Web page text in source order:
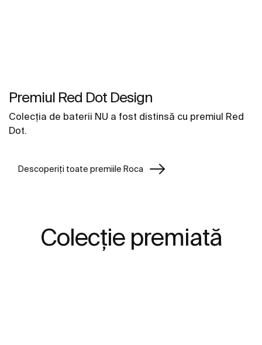
Premiul Red Dot Design
Colecția de baterii NU a fost distinsă cu premiul Red
Dot.
Descoperiți toate premiile Roca
Colecție premiată